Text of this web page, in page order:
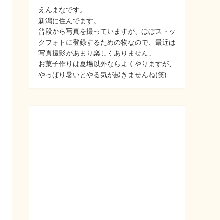
えんまなです。
新潟に住んでます。
普段から写真を撮っていますが、ほぼストッ
クフォトに登録するための物なので、最近は
写真撮影があまり楽しくありません。
お菓子作りは夏場以外ならよくやりますが、
やっぱり暑いとやる気が起きませんね(笑)